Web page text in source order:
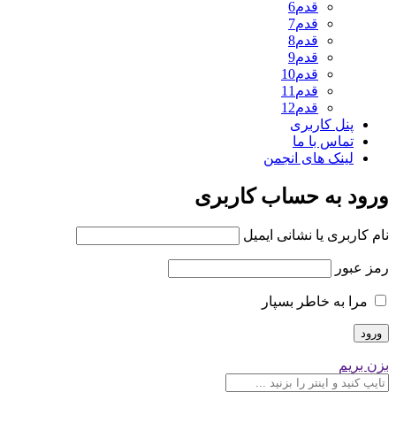
قدم6
قدم7
قدم8
قدم9
قدم10
قدم11
قدم12
پنل کاربری
تماس با ما
لینک های انجمن
ورود به حساب کاربری
نام کاربری یا نشانی ایمیل
رمز عبور
مرا به خاطر بسپار
بزن بریم